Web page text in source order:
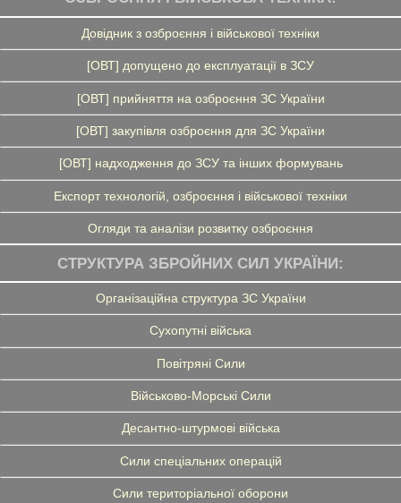
Довідник з озброєння і військової техніки
[ОВТ] допущено до експлуатації в ЗСУ
[ОВТ] прийняття на озброєння ЗС України
[ОВТ] закупівля озброєння для ЗС України
[ОВТ] надходження до ЗСУ та інших формувань
Експорт технологій, озброєння і військової техніки
Огляди та аналізи розвитку озброєння
СТРУКТУРА ЗБРОЙНИХ СИЛ УКРАЇНИ:
Організаційна структура ЗС України
Сухопутні війська
Повітряні Сили
Військово-Морські Сили
Десантно-штурмові війська
Сили спеціальних операцій
Сили територіальної оборони